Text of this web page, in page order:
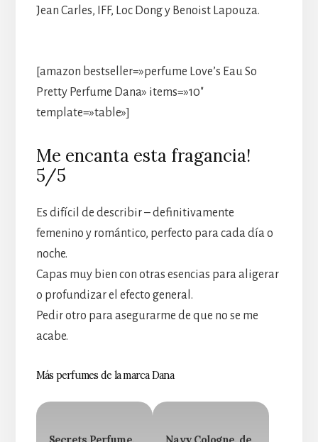
Jean Carles, IFF, Loc Dong y Benoist Lapouza.
[amazon bestseller=»perfume Love’s Eau So
Pretty Perfume Dana» items=»10″
template=»table»]
Me encanta esta fragancia!
5/5
Es difícil de describir – definitivamente
femenino y romántico, perfecto para cada día o
noche.
Capas muy bien con otras esencias para aligerar
o profundizar el efecto general.
Pedir otro para asegurarme de que no se me
acabe.
Más perfumes de la marca Dana